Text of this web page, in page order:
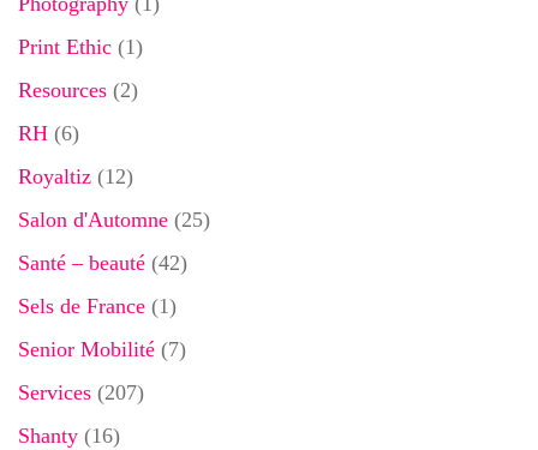
Print Ethic (1)
Resources (2)
RH (6)
Royaltiz (12)
Salon d'Automne (25)
Santé – beauté (42)
Sels de France (1)
Senior Mobilité (7)
Services (207)
Shanty (16)